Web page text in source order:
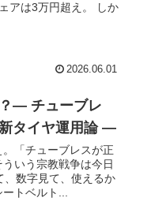
アは3万円超え。 しか
2026.06.01
― チューブレ
タイヤ運用論 ―
「チューブレスが正
いう宗教戦争は今日
、数字見て、使えるか
トベルト...